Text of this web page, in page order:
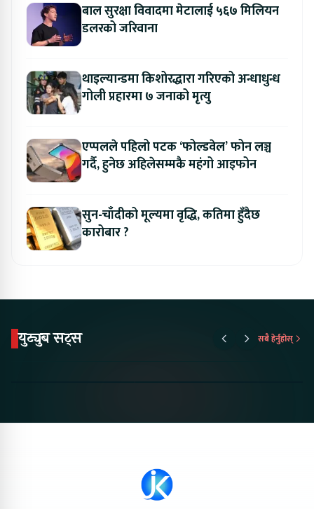
बाल सुरक्षा विवादमा मेटालाई ५६७ मिलियन
डलरको जरिवाना
थाइल्यान्डमा किशोरद्धारा गरिएको अन्धाधुन्ध
गोली प्रहारमा ७ जनाको मृत्यु
एप्पलले पहिलो पटक ‘फोल्डवेल’ फोन लञ्च
गर्दै, हुनेछ अहिलेसम्मकै महंगो आइफोन
सुन-चाँदीको मूल्यमा वृद्धि, कतिमा हुँदैछ
कारोबार ?
युट्युब सट्स सबै हेर्नुहोस्